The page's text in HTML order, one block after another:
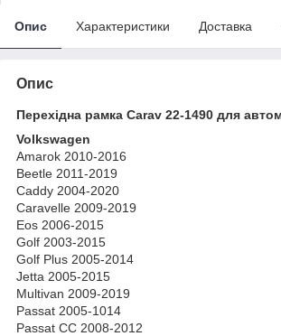
Опис Характеристики Доставка
Опис
Перехідна рамка Carav 22-1490 для
Volkswagen
Amarok 2010-2016
Beetle 2011-2019
Caddy 2004-2020
Caravelle 2009-2019
Eos 2006-2015
Golf 2003-2015
Golf Plus 2005-2014
Jetta 2005-2015
Multivan 2009-2019
Passat 2005-1014
Passat CC 2008-2012